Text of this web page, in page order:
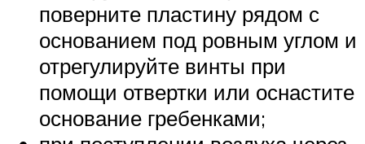
поверните пластину рядом с
основанием под ровным углом и
отрегулируйте винты при
помощи отвертки или оснастите
основание гребенками;